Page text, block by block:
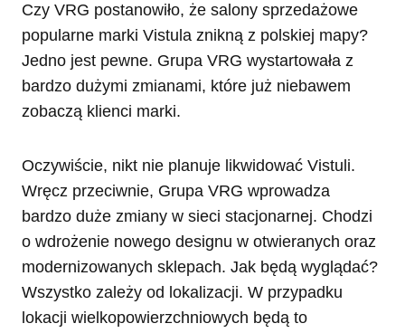
Czy VRG postanowiło, że salony sprzedażowe
popularne marki Vistula znikną z polskiej mapy?
Jedno jest pewne. Grupa VRG wystartowała z
bardzo dużymi zmianami, które już niebawem
zobaczą klienci marki.
Oczywiście, nikt nie planuje likwidować Vistuli.
Wręcz przeciwnie, Grupa VRG wprowadza
bardzo duże zmiany w sieci stacjonarnej. Chodzi
o wdrożenie nowego designu w otwieranych oraz
modernizowanych sklepach. Jak będą wyglądać?
Wszystko zależy od lokalizacji. W przypadku
lokacji wielkopowierzchniowych będą to